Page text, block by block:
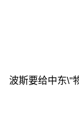
波斯要给中东\"